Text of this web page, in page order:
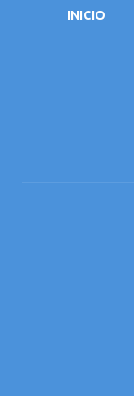
INICIO